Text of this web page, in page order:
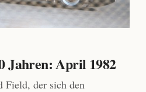
Jahren: April 1982
Field, der sich den